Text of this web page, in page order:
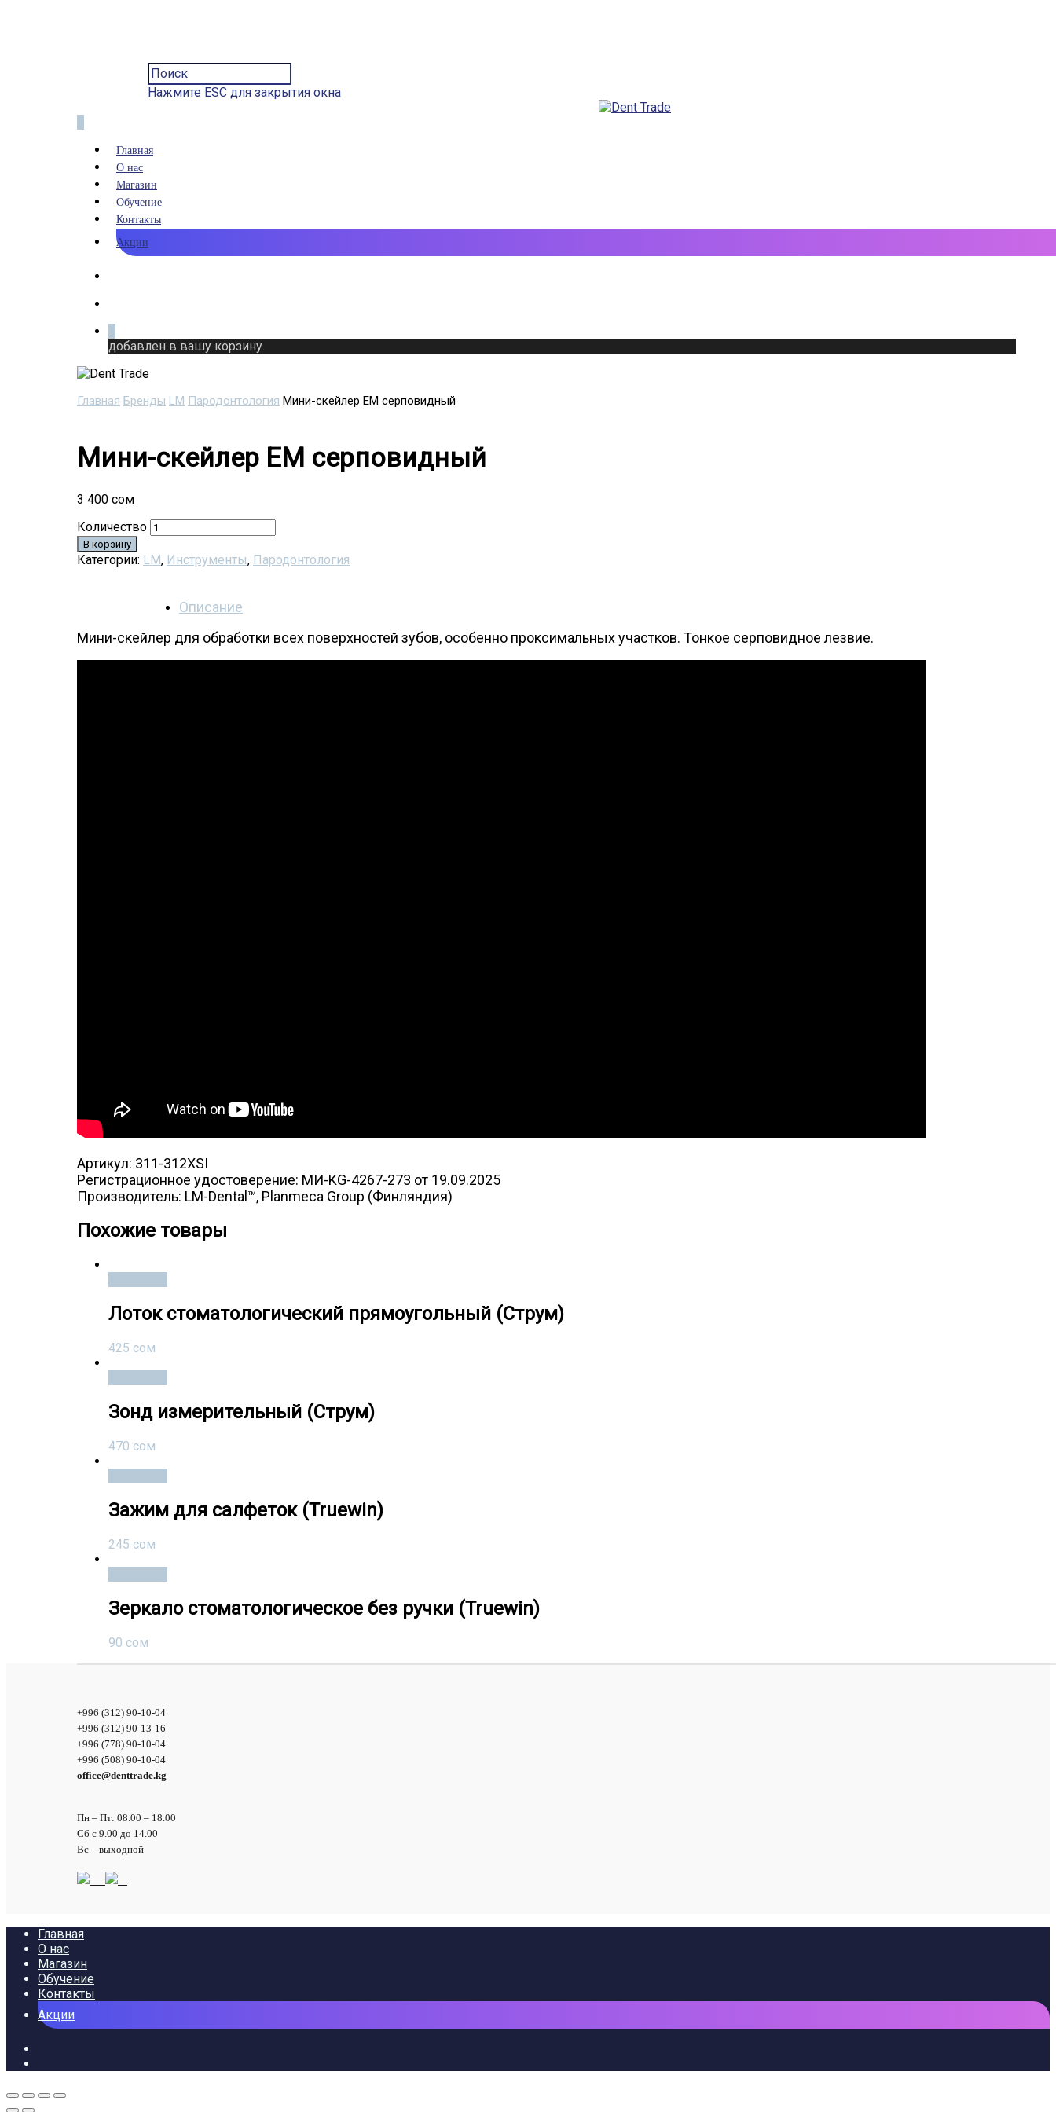
Нажмите ESC для закрытия окна
Главная
О нас
Магазин
Обучение
Контакты
Акции
добавлен в вашу корзину.
Главная Бренды LM Пародонтология Мини-скейлер EM серповидный
Мини-скейлер EM серповидный
3 400 сом
Количество
В корзину
Категории: LM, Инструменты, Пародонтология
Описание
Мини-скейлер для обработки всех поверхностей зубов, особенно проксимальных участков. Тонкое серповидное лезвие.
Артикул: 311-312XSI
Регистрационное удостоверение: МИ-KG-4267-273 от 19.09.2025
Производитель: LM-Dental™, Planmeca Group (Финляндия)
Похожие товары
Лоток стоматологический прямоугольный (Струм)
425 сом
Зонд измерительный (Струм)
470 сом
Зажим для салфеток (Truewin)
245 сом
Зеркало стоматологическое без ручки (Truewin)
90 сом
+996 (312) 90-10-04
+996 (312) 90-13-16
+996 (778) 90-10-04
+996 (508) 90-10-04
office@denttrade.kg
Пн – Пт: 08.00 – 18.00
Сб с 9.00 до 14.00
Вс – выходной
Главная
О нас
Магазин
Обучение
Контакты
Акции